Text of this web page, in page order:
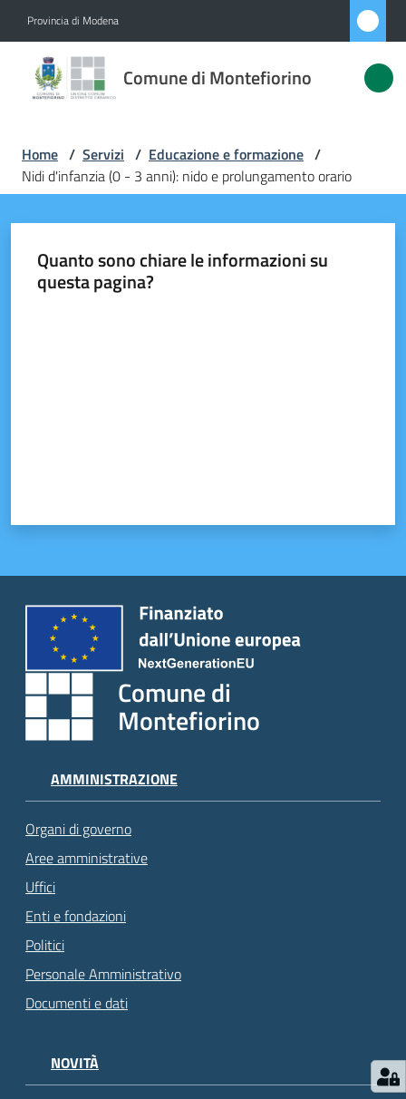
Provincia di Modena
Comune di Montefiorino
Comune di
Montefiorino
Amministrazione
Servizi
Menu selezionato
Seguici
Home / Servizi / Educazione e formazione /
Nidi d'infanzia (0 - 3 anni): nido e prolungamento orario
Quanto sono chiare le informazioni su
questa pagina?
Comune di
Montefiorino
AMMINISTRAZIONE
Organi di governo
Aree amministrative
Uffici
Enti e fondazioni
Politici
Personale Amministrativo
Documenti e dati
NOVITÀ